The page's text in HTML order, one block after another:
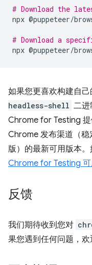
# Download the
npx @puppeteer/
# Download a
npx @puppeteer/
如果您更喜欢构建自
headless-shell 二进
Chrome for Testing
Chrome 发布渠道（
版）的最新可用版本
Chrome for Testing
反馈
我们期待收到您对
果您遇到任何问题，